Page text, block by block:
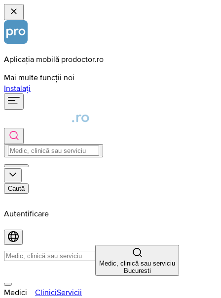
Aplicația mobilă prodoctor.ro
Mai multe funcții noi
Instalați
Caută
Autentificare
Medic, clinică sau serviciu
Bucuresti
Medici CliniciServicii